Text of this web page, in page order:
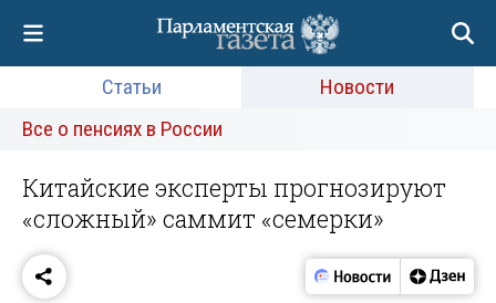
Статьи
Новости
Все о пенсиях в России
Китайские эксперты прогнозируют
«сложный» саммит «семерки»